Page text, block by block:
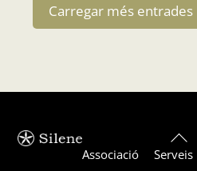
Carregar més entrades
Back
To
Associació Serveis